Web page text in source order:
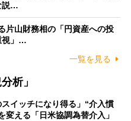
説…
片山財務相の「円資産への投
視」…
一覧を見る
析」
スイッチになり得る」“介入慣
変える「日米協調為替介入」